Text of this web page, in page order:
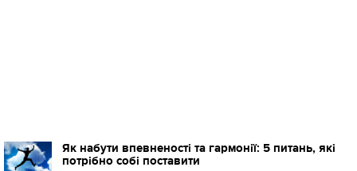
Як набути впевненості та гармонії: 5 питань, які
потрібно собі поставити